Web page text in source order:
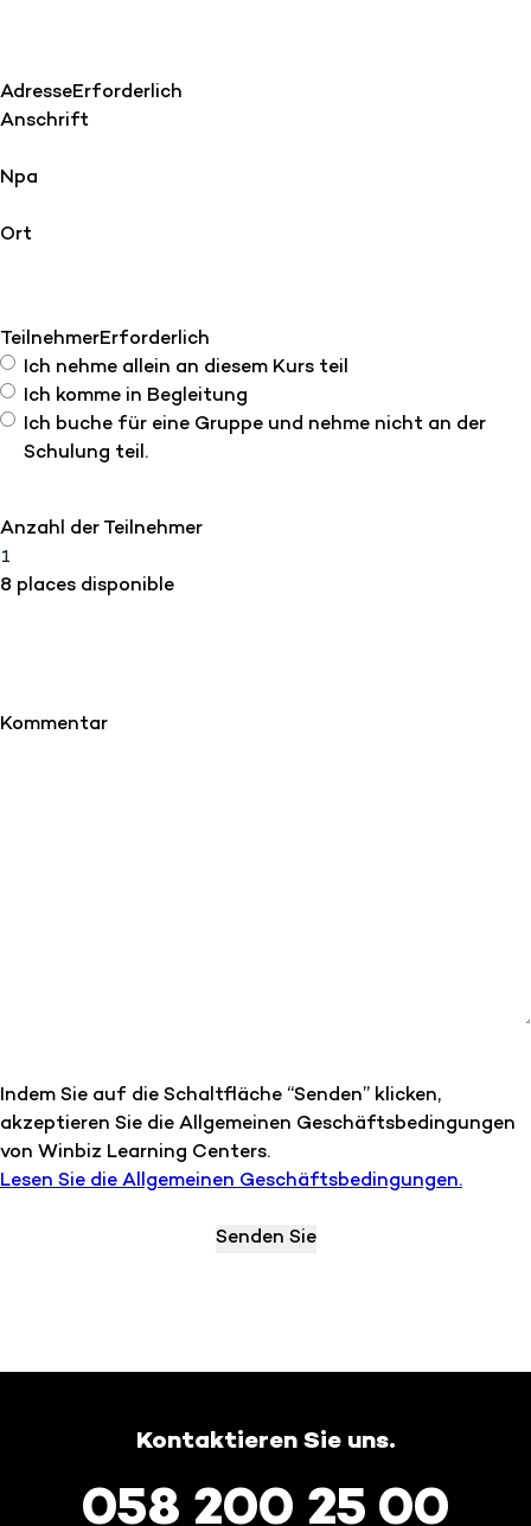
AdresseErforderlich
Anschrift
Npa
Ort
TeilnehmerErforderlich
Ich nehme allein an diesem Kurs teil
Ich komme in Begleitung
Ich buche für eine Gruppe und nehme nicht an der
Schulung teil.
Anzahl der Teilnehmer
8 places disponible
Kommentar
Indem Sie auf die Schaltfläche “Senden” klicken,
akzeptieren Sie die Allgemeinen Geschäftsbedingungen
von Winbiz Learning Centers.
Lesen Sie die Allgemeinen Geschäftsbedingungen.
Kontaktieren Sie uns.
058 200 25 00